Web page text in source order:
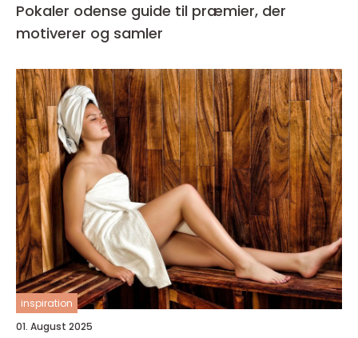
Pokaler odense guide til præmier, der
motiverer og samler
inspiration
01. August 2025